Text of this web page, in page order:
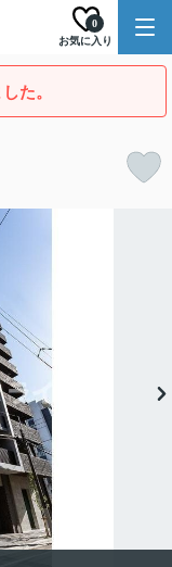
お気に入り
0
た。